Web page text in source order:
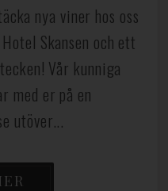
nya viner hos oss
Skansen och ett
Vår kunniga
med er på en
utöver...